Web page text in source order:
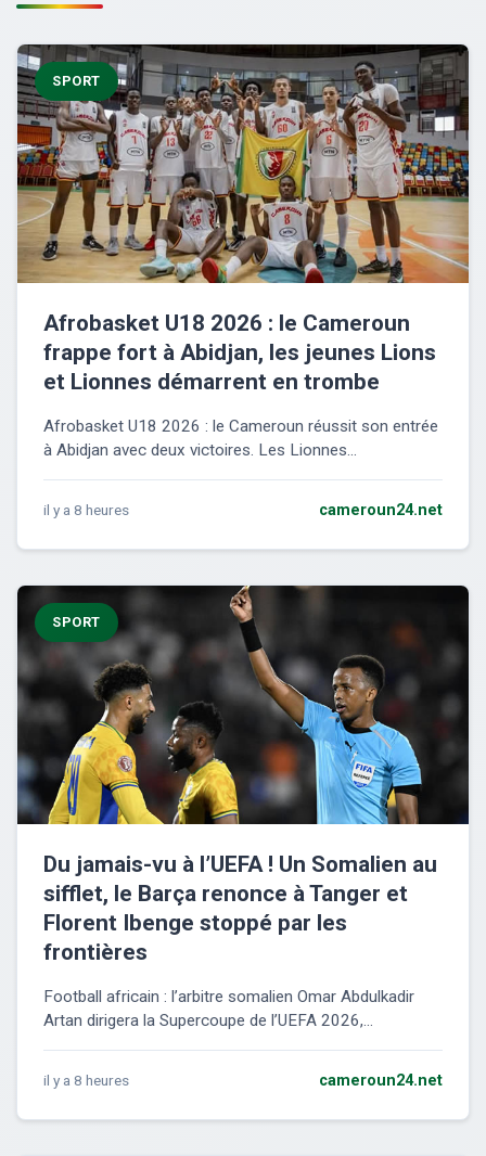
SPORT
Afrobasket U18 2026 : le Cameroun
frappe fort à Abidjan, les jeunes Lions
et Lionnes démarrent en trombe
Afrobasket U18 2026 : le Cameroun réussit son entrée
à Abidjan avec deux victoires. Les Lionnes...
il y a 8 heures cameroun24.net
SPORT
Du jamais-vu à l’UEFA ! Un Somalien au
sifflet, le Barça renonce à Tanger et
Florent Ibenge stoppé par les
frontières
Football africain : l’arbitre somalien Omar Abdulkadir
Artan dirigera la Supercoupe de l’UEFA 2026,...
il y a 8 heures cameroun24.net